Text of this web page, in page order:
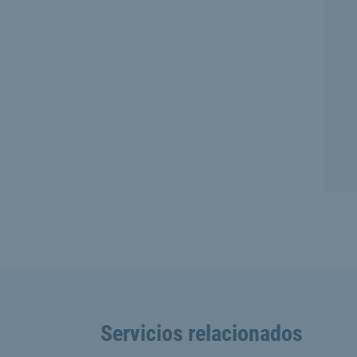
Servicios relacionados